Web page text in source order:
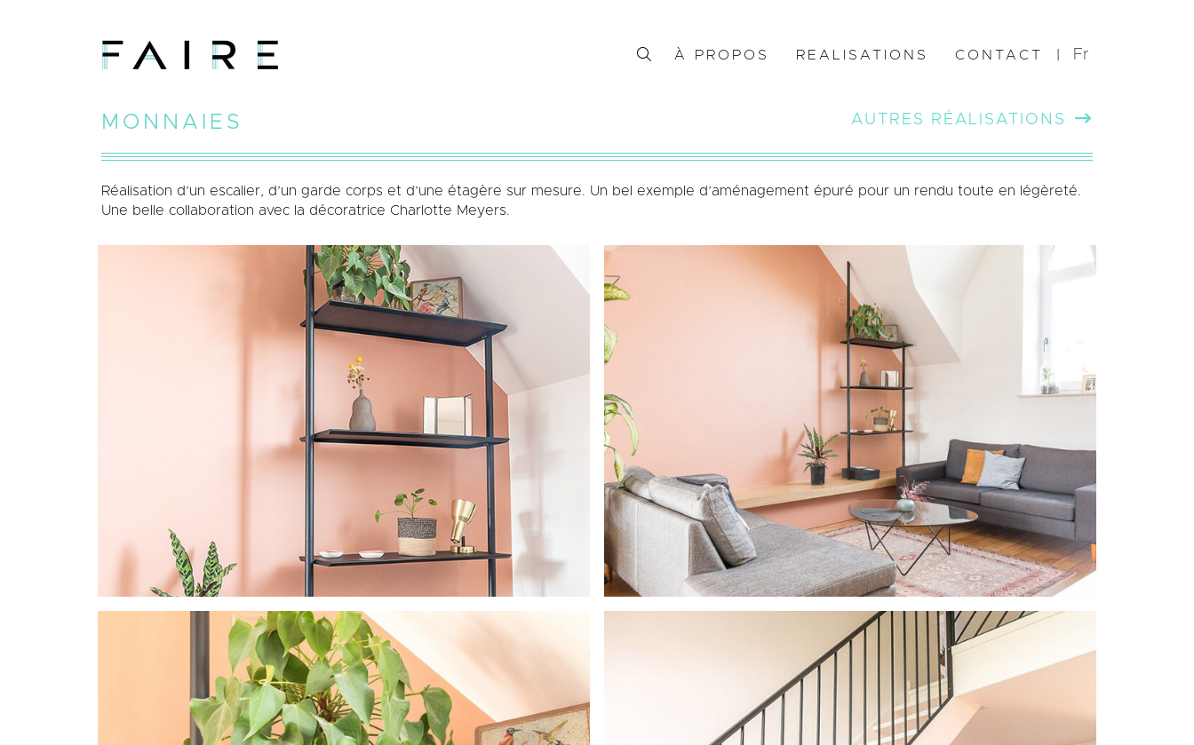
À PROPOS REALISATIONS CONTACT Fr
MONNAIES AUTRES RÉALISATIONS
Réalisation d’un escalier, d’un garde corps et d’une étagère sur mesure. Un bel exemple d’aménagement épuré pour un rendu toute en légèreté.
Une belle collaboration avec la décoratrice Charlotte Meyers.